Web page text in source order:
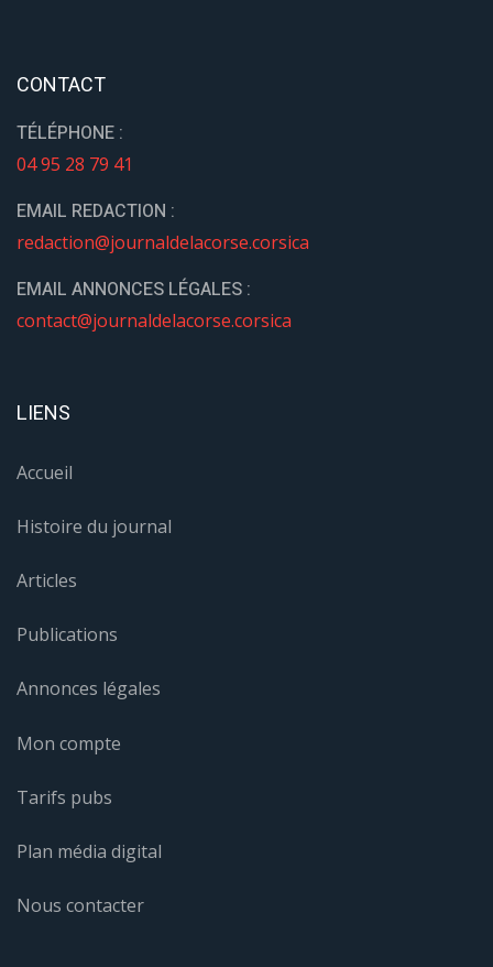
CONTACT
TÉLÉPHONE :
04 95 28 79 41
EMAIL REDACTION :
redaction@journaldelacorse.corsica
EMAIL ANNONCES LÉGALES :
contact@journaldelacorse.corsica
LIENS
Accueil
Histoire du journal
Articles
Publications
Annonces légales
Mon compte
Tarifs pubs
Plan média digital
Nous contacter